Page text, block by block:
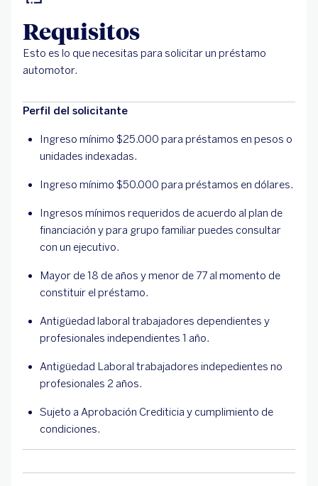
Requisitos
Esto es lo que necesitas para solicitar un préstamo
automotor.
Perfil del solicitante
Ingreso mínimo $25.000 para préstamos en pesos o
unidades indexadas.
Ingreso mínimo $50.000 para préstamos en dólares.
Ingresos mínimos requeridos de acuerdo al plan de
financiación y para grupo familiar puedes consultar
con un ejecutivo.
Mayor de 18 de años y menor de 77 al momento de
constituir el préstamo.
Antigüedad laboral trabajadores dependientes y
profesionales independientes 1 año.
Antigüedad Laboral trabajadores indepedientes no
profesionales 2 años.
Sujeto a Aprobación Crediticia y cumplimiento de
condiciones.